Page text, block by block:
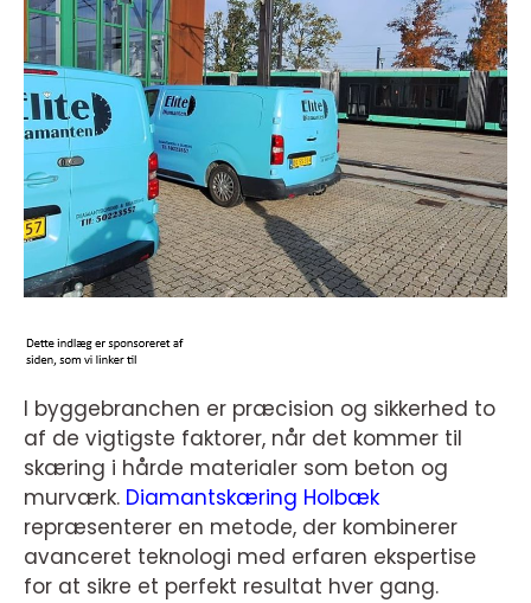
I byggebranchen er præcision og sikkerhed to
af de vigtigste faktorer, når det kommer til
skæring i hårde materialer som beton og
murværk. Diamantskæring Holbæk
repræsenterer en metode, der kombinerer
avanceret teknologi med erfaren ekspertise
for at sikre et perfekt resultat hver gang.